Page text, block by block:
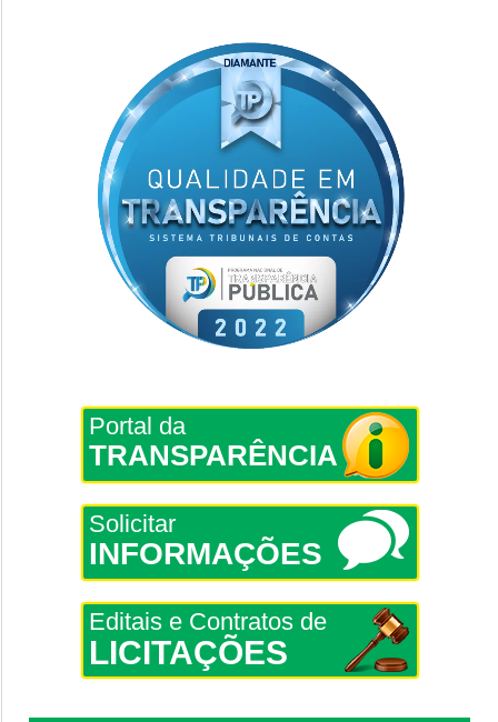
Portal da
TRANSPARÊNCIA
Solicitar
INFORMAÇÕES
Editais e Contratos de
LICITAÇÕES